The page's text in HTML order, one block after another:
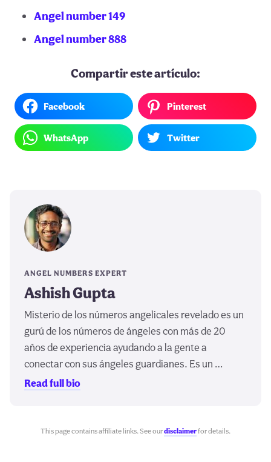
Angel number 149
Angel number 888
Compartir este artículo:
Facebook Pinterest
WhatsApp Twitter
ANGEL NUMBERS EXPERT
Ashish Gupta
Misterio de los números angelicales revelado es un
gurú de los números de ángeles con más de 20
años de experiencia ayudando a la gente a
conectar con sus ángeles guardianes. Es un …
Read full bio
This page contains affiliate links. See ourdisclaimerfor details.